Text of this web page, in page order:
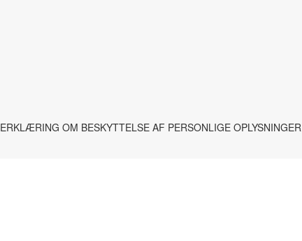
ERKLÆRING OM BESKYTTELSE AF PERSONLIGE OPLYSNINGER